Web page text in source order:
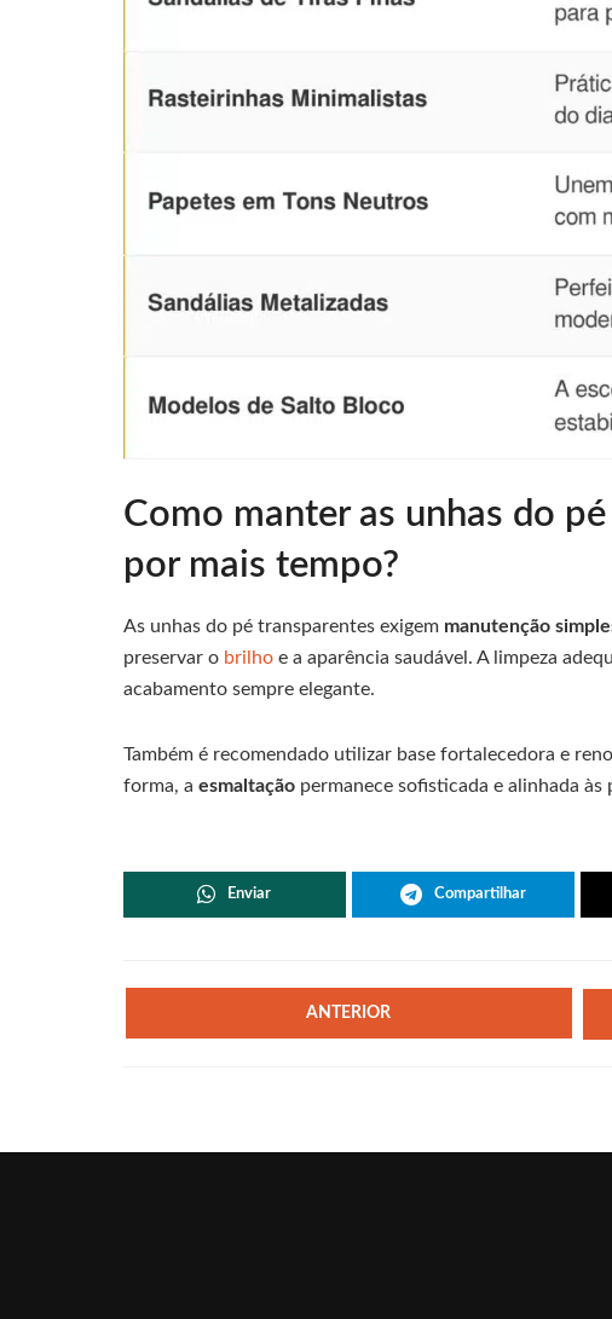
Como manter as unhas do
por mais tempo?
As unhas do pé transparentes exigem manutenção
preservar o brilho e a aparência saudável. A limpeza
acabamento sempre elegante.
Também é recomendado utilizar base fortalecedora e
forma, a esmaltação permanece sofisticada e alinhada
Enviar Compartilhar
ANTERIOR